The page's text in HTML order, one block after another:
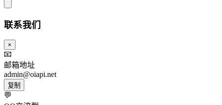
联系我们
×
📧
邮箱地址
admin@oiapi.net
复制
💬